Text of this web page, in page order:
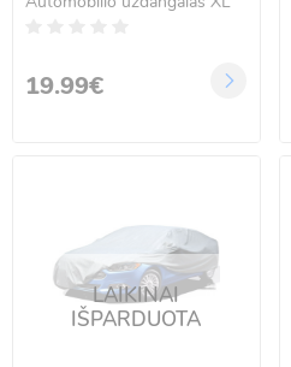
19.99€
LAIKINAI
IŠPARDUOTA